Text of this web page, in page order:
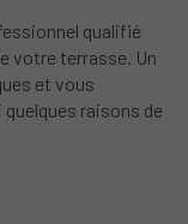
qualifié
votre terrasse. Un
et vous
raisons de